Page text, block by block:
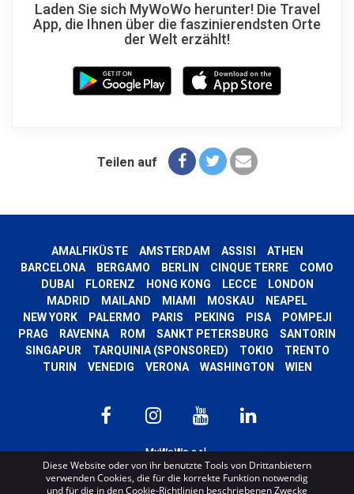
Laden Sie sich MyWoWo herunter! Die Travel
App, die Ihnen über die faszinierendsten Orte
der Welt erzählt!
Teilen auf
AMALFIKÜSTE AMSTERDAM ASSISI
ATHEN
BARCELONA
BERGAMO BERLIN CINQUE TERRE
COMO
DUBAI
FLORENZ HONG KONG LECCE
LONDON
MADRID
MAILAND MIAMI MOSKAU
NEAPEL
NEW YORK
PALERMO PARIS PEKING PISA
POMPEJI
PRAG
RAVENNA ROM SANKT PETERSBURG
SANTORIN
SINGAPUR
TARQUINIA (SPONSORED) TOKIO
TRENTO
TURIN
VENEDIG VERONA WASHINGTON WIEN
MyWoWo s.r.l.
P.I. e C.F. 04201270164 Via Marconi, 34 – 24068 Seriate (BG) Iscritta al registro
delle imprese di Bergamo con n° iscrizione 443941 – Cap.Soc. € 100.000,00 i.v.
Diese Website oder von ihr benutzte Tools von Drittanbietern
verwenden Cookies, die für die korrekte Funktion notwendig
und für die in den Cookie-Richtlinien beschriebenen Zwecke